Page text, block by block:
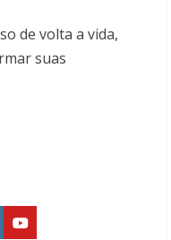
de volta a vida,
suas
YouTube